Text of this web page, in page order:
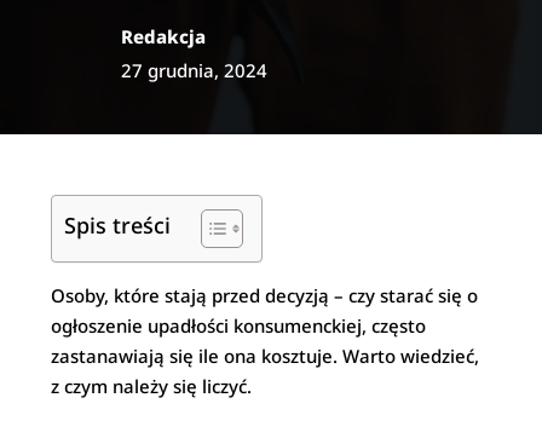
Redakcja
27 grudnia, 2024
Spis treści
Osoby, które stają przed decyzją – czy starać się o
ogłoszenie upadłości konsumenckiej, często
zastanawiają się ile ona kosztuje. Warto wiedzieć,
z czym należy się liczyć.